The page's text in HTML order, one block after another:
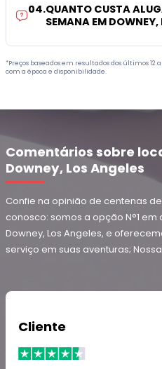
04.QUANTO CUSTA
SEMANA EM DOWNEY,
*Preços baseados em resultados dos últimos 12
com a época e disponibilidade.
Comentários sobre
Downey, Los Angeles
Confie na opinião de centenas
conosco: somos a opção N°1
Downey, Los Angeles, e
serviço em suas aventuras;
Cliente